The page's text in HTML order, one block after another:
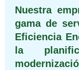
Nuestra
gama de
Eficiencia
la